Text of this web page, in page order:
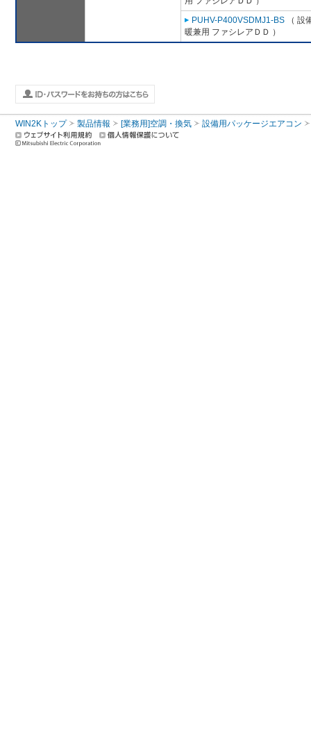
PUHV-P400VSDMJ1-BS （ 設
暖兼用 ファシレアＤＤ ）
WIN2Kトップ 製品情報 [業務用]空調・換気 設備用パッケージエアコン